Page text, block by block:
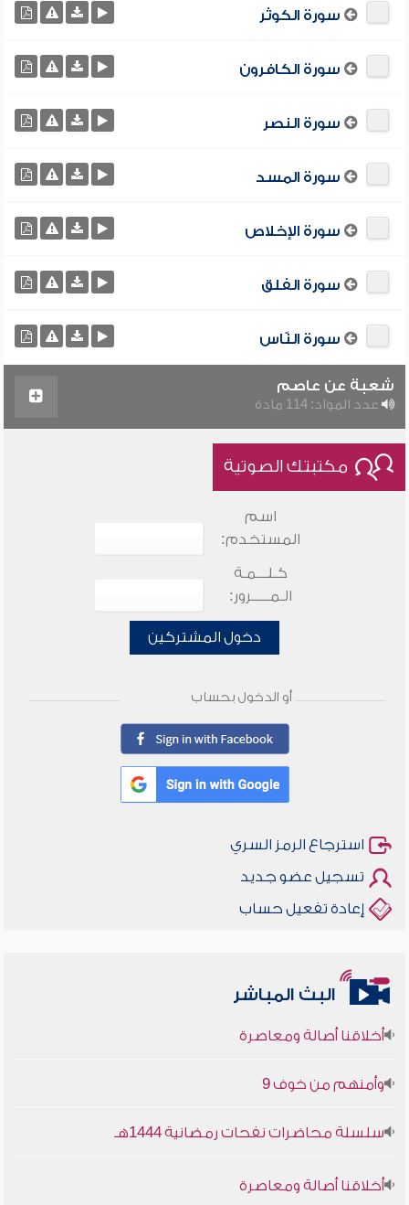
سورة الكوثر
سورة الكافرون
سورة النصر
سورة المسد
سورة الإخلاص
سورة الفلق
سورة النّاس
شعبة عن عاصم
عدد المواد: 114 مادة
مكتبتك الصوتية
اسم
المستخدم:
كـلـــمـة
الـمـــــرور:
دخول المشتركين
أو الدخول بحساب
استرجاع الرمز السري
تسجيل عضو جديد
إعادة تفعيل حساب
البث المباشر